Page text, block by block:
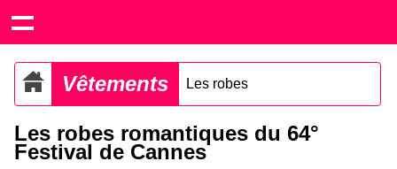
Vêtements Les robes
Les robes romantiques du 64°
Festival de Cannes